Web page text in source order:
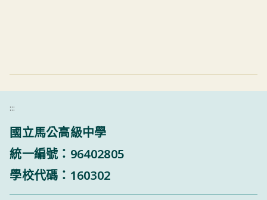
:::
國立馬公高級中學
統一編號：96402805
學校代碼：160302